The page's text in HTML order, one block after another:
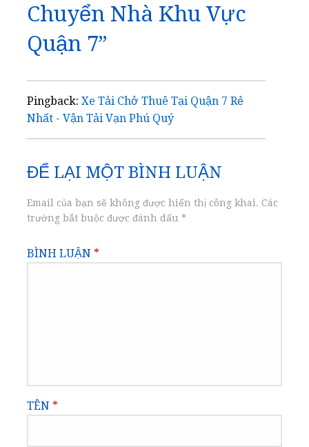
Chuyển Nhà Khu Vực
Quận 7”
Pingback: Xe Tải Chở Thuê Tại Quận 7 Rẻ
Nhất - Vận Tải Vạn Phú Quý
ĐỂ LẠI MỘT BÌNH LUẬN
Email của bạn sẽ không được hiển thị công khai. Các
trường bắt buộc được đánh dấu *
BÌNH LUẬN *
TÊN *